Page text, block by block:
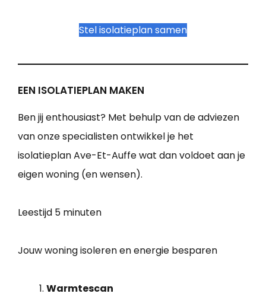
Stel isolatieplan samen
EEN ISOLATIEPLAN MAKEN
Ben jij enthousiast? Met behulp van de adviezen
van onze specialisten ontwikkel je het
isolatieplan Ave-Et-Auffe wat dan voldoet aan je
eigen woning (en wensen).
Leestijd 5 minuten
Jouw woning isoleren en energie besparen
Warmtescan